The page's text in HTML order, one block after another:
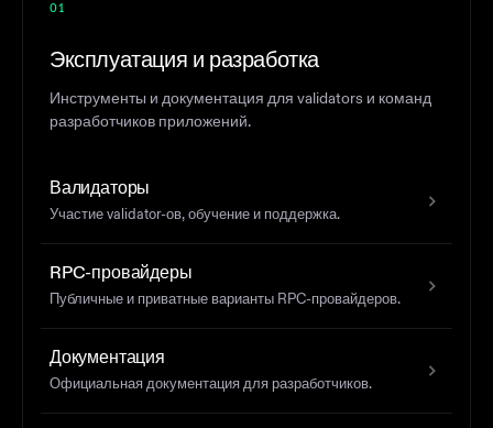
01
Эксплуатация и разработка
Инструменты и документация для validators и команд
разработчиков приложений.
Валидаторы
Участие validator-ов, обучение и поддержка.
RPC-провайдеры
Публичные и приватные варианты RPC-провайдеров.
Документация
Официальная документация для разработчиков.